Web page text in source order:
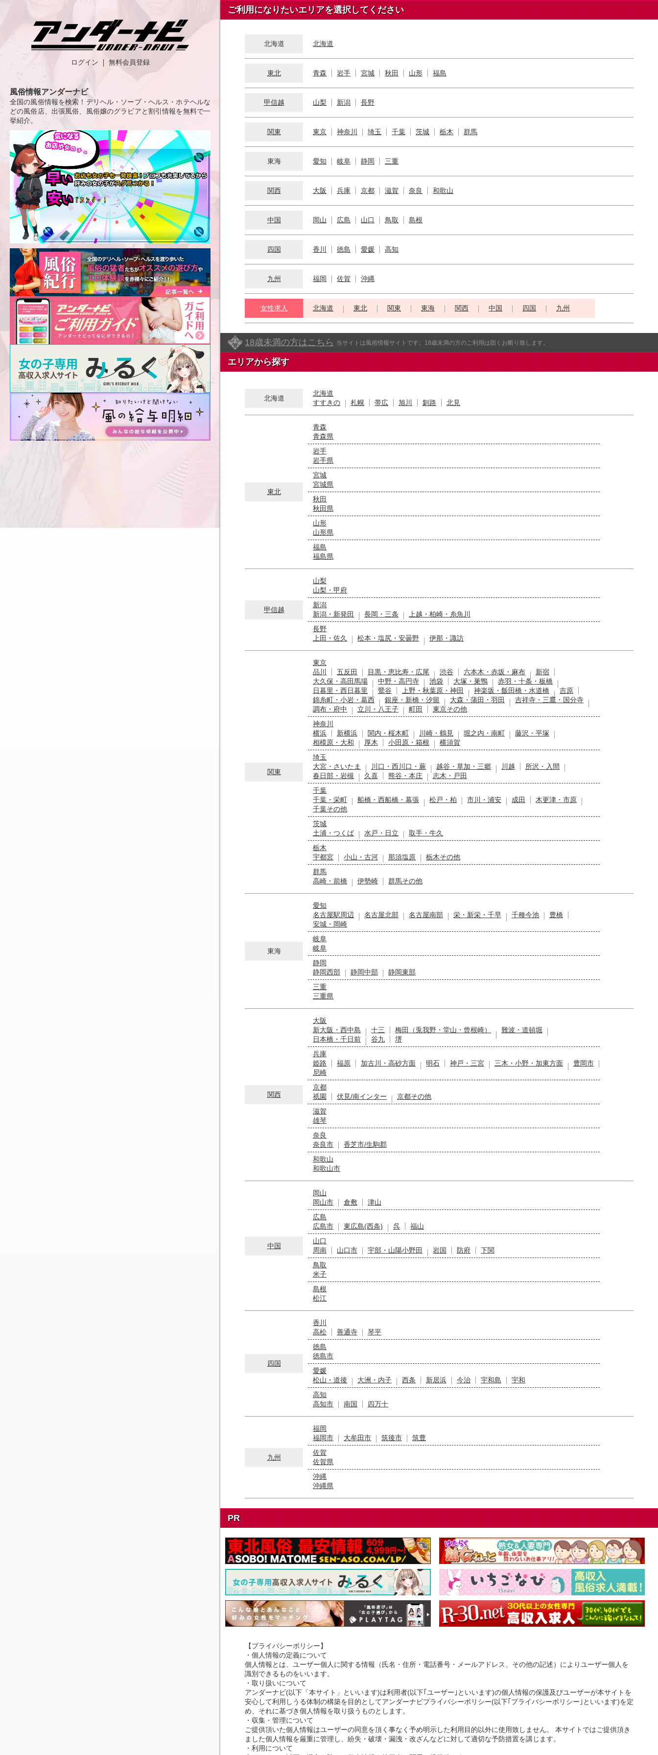
ログイン 無料会員登録
風俗情報アンダーナビ
全国の風俗情報を検索！デリヘル・ソープ・ヘルス・ホテヘルな
どの風俗店、出張風俗、風俗嬢のグラビアと割引情報を無料で一
挙紹介。
ご利用になりたいエリアを選択してください
北海道 北海道
東北 青森 岩手 宮城 秋田 山形 福島
甲信越 山梨 新潟 長野
関東 東京 神奈川 埼玉 千葉 茨城 栃木 群馬
東海 愛知 岐阜 静岡 三重
関西 大阪 兵庫 京都 滋賀 奈良 和歌山
中国 岡山 広島 山口 鳥取 島根
四国 香川 徳島 愛媛 高知
九州 福岡 佐賀 沖縄
女性求人 北海道 東北 関東 東海 関西 中国 四国 九州
18歳未満の方はこちら 当サイトは風俗情報サイトです。18歳未満の方のご利用は固くお断り致します。
エリアから探す
北海道
北海道
すすきの
札幌 帯広 旭川 釧路 北見
東北
青森
青森県
岩手
岩手県
宮城
宮城県
秋田
秋田県
山形
山形県
福島
福島県
甲信越
山梨
山梨・甲府
新潟
新潟・新発田
長岡・三条
上越・柏崎・糸魚川
長野
上田・佐久
松本・塩尻・安曇野 伊那・諏訪
関東
東京
品川
五反田 目黒・恵比寿・広尾 渋谷 六本木・赤坂・麻布
新宿
大久保・高田馬場
中野・高円寺 池袋 大塚・巣鴨
赤羽・十条・板橋
日暮里・西日暮里
鶯谷 上野・秋葉原・神田 神楽坂・飯田橋・水道橋
吉原
錦糸町・小岩・葛西
銀座・新橋・汐留 大森・蒲田・羽田
吉祥寺・三鷹・国分寺
調布・府中
立川・八王子 町田
東京その他
神奈川
横浜
新横浜 関内・桜木町 川崎・鶴見 堀之内・南町
藤沢・平塚
相模原・大和
厚木 小田原・箱根
横須賀
埼玉
大宮・さいたま
川口・西川口・蕨 越谷・草加・三郷 川越
所沢・入間
春日部・岩槻
久喜 熊谷・本庄
志木・戸田
千葉
千葉・栄町
船橋・西船橋・幕張 松戸・柏 市川・浦安 成田
木更津・市原
千葉その他
茨城
土浦・つくば
水戸・日立
取手・牛久
栃木
宇都宮
小山・古河 那須塩原
栃木その他
群馬
高崎・前橋
伊勢崎 群馬その他
東海
愛知
名古屋駅周辺
名古屋北部 名古屋南部 栄・新栄・千早 千種今池
豊橋
安城・岡崎
岐阜
岐阜
静岡
静岡西部
静岡中部
静岡東部
三重
三重県
関西
大阪
新大阪・西中島
十三 梅田（兎我野・堂山・曾根崎）
難波・道頓堀
日本橋・千日前
谷九
堺
兵庫
姫路
福原 加古川・高砂方面 明石 神戸・三宮 三木・小野・加東方面
豊岡市
尼崎
京都
祇園
伏見/南インター
京都その他
滋賀
雄琴
奈良
奈良市
香芝市/生駒郡
和歌山
和歌山市
中国
岡山
岡山市
倉敷
津山
広島
広島市
東広島(西条) 呉
福山
山口
周南
山口市 宇部・山陽小野田 岩国 防府
下関
鳥取
米子
島根
松江
四国
香川
高松
善通寺
琴平
徳島
徳島市
愛媛
松山・道後
大洲・内子 西条 新居浜 今治 宇和島
宇和
高知
高知市
南国 四万十
九州
福岡
福岡市
大牟田市 筑後市
筑豊
佐賀
佐賀県
沖縄
沖縄県
PR
【プライバシーポリシー】
・個人情報の定義について
個人情報とは、ユーザー個人に関する情報（氏名・住所・電話番号・メールアドレス、その他の記述）によりユーザー個人を
識別できるものをいいます。
・取り扱いについて
アンダーナビ(以下「本サイト」といいます)は利用者(以下｢ユーザー｣といいます)の個人情報の保護及びユーザーが本サイトを
安心して利用しうる体制の構築を目的としてアンダーナビプライバシーポリシー(以下｢プライバシーポリシー｣といいます)を定
め、それに基づき個人情報を取り扱うものとします。
・収集・管理について
ご提供頂いた個人情報はユーザーの同意を頂く事なく予め明示した利用目的以外に使用致しません。 本サイトではご提供頂き
ました個人情報を厳重に管理し、紛失・破壊・漏洩・改ざんなどに対して適切な予防措置を講じます。
・利用について